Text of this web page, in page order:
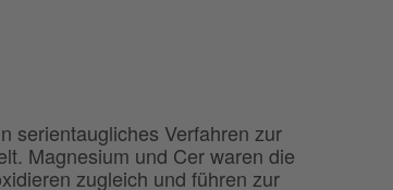
serientaugliches Verfahren zur
Magnesium und Cer waren die
zugleich und führen zur